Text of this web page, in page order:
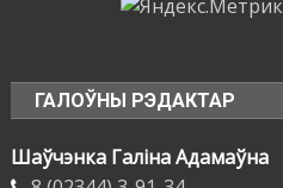
ГАЛОЎНЫ РЭДАКТАР
Шаўчэнка Галіна Адамаўна